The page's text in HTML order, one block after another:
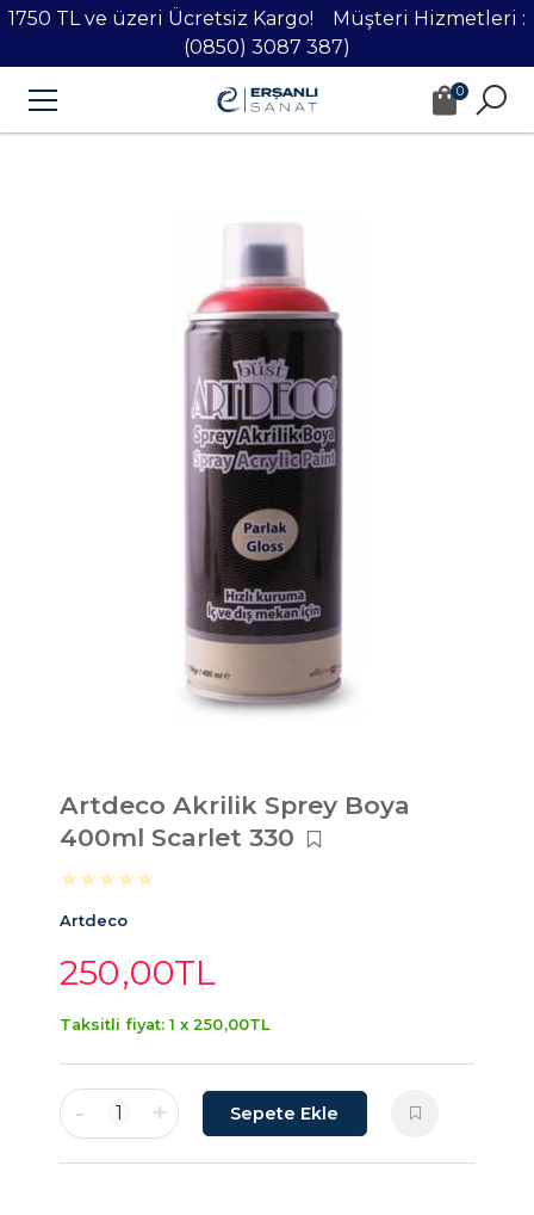
1750 TL ve üzeri Ücretsiz Kargo! Müşteri Hizmetleri :
(0850) 3087 387)
0
Artdeco Akrilik Sprey Boya
400ml Scarlet 330
Artdeco
250,00TL
Taksitli fiyat: 1 x 250,00TL
- 1 + Sepete Ekle